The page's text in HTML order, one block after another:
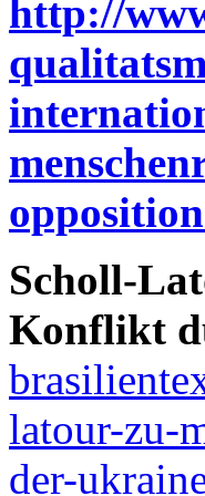
http://
Scholl-
Konflikt
latour-zu-
der-